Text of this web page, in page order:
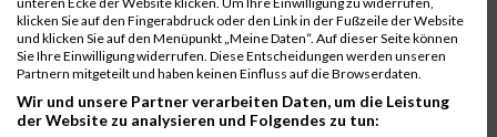
klicken Sie auf den Fingerabdruck oder den Link in der Fußzeile der Website
und klicken Sie auf den Menüpunkt „Meine Daten“. Auf dieser Seite können
Sie Ihre Einwilligung widerrufen. Diese Entscheidungen werden unseren
Partnern mitgeteilt und haben keinen Einfluss auf die Browserdaten.
Wir und unsere Partner verarbeiten Daten, um die Leistung
der Website zu analysieren und Folgendes zu tun: